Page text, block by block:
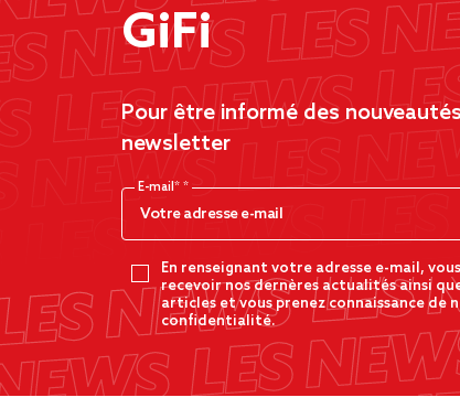
GiFi
Pour être informé des
newsletter
E-mail*
En renseignant votre adresse e-mail,
recevoir nos dernères actualités ainsi
articles et vous prenez connaissance de
confidentialité.